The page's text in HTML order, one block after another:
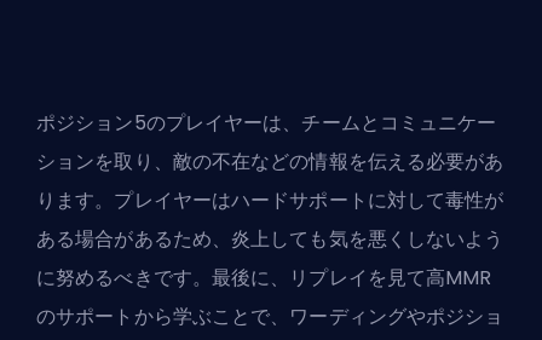
ポジション5のプレイヤーは、チームとコミュニケー
ションを取り、敵の不在などの情報を伝える必要があ
ります。プレイヤーはハードサポートに対して毒性が
ある場合があるため、炎上しても気を悪くしないよう
に努めるべきです。最後に、リプレイを見て高MMR
のサポートから学ぶことで、ワーディングやポジショ